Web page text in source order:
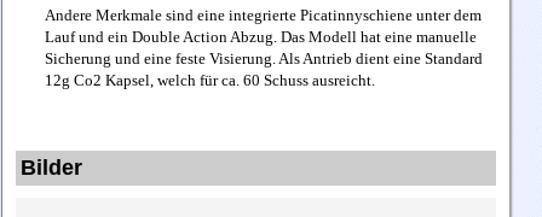
Andere Merkmale sind eine integrierte Picatinnyschiene unter dem
Lauf und ein Double Action Abzug. Das Modell hat eine manuelle
Sicherung und eine feste Visierung. Als Antrieb dient eine Standard
12g Co2 Kapsel, welch für ca. 60 Schuss ausreicht.
Bilder